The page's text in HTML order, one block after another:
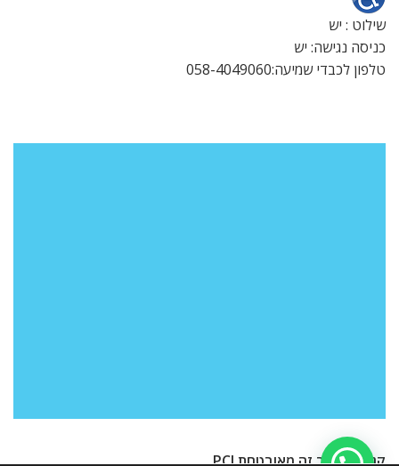
שילוט : יש
כניסה נגישה: יש
טלפון לכבדי שמיעה:058-4049060
קנייה באתר זה מאובטחת PCI